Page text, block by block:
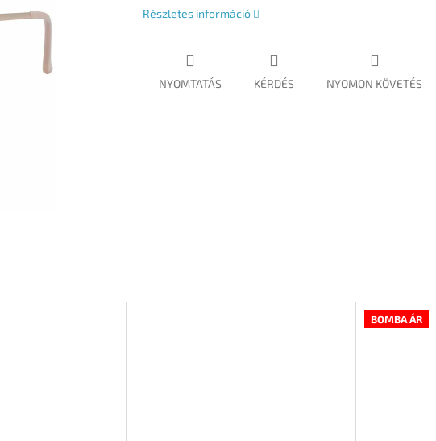
Részletes információ
NYOMTATÁS KÉRDÉS NYOMON KÖVETÉS
BOMBA ÁR